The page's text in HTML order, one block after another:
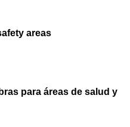
areas
para áreas de salud y